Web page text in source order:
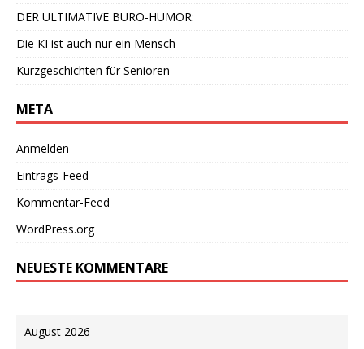
DER ULTIMATIVE BÜRO-HUMOR:
Die KI ist auch nur ein Mensch
Kurzgeschichten für Senioren
META
Anmelden
Eintrags-Feed
Kommentar-Feed
WordPress.org
NEUESTE KOMMENTARE
August 2026